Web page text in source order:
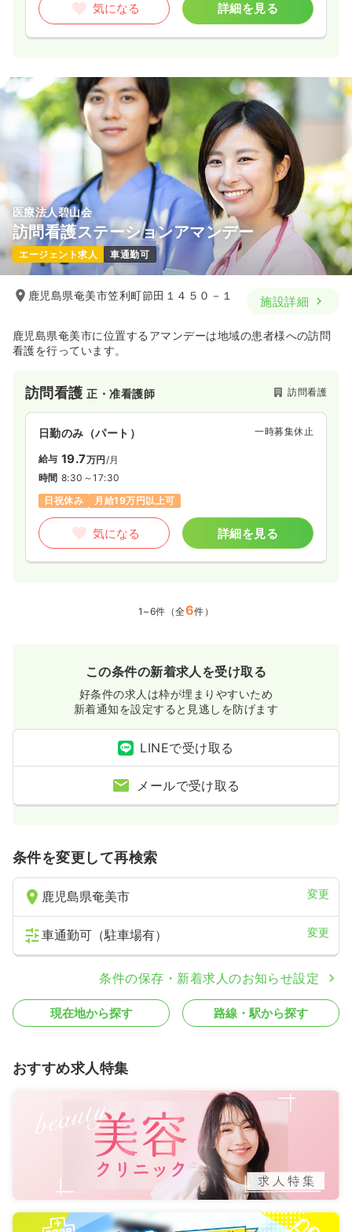
気になる 詳細を見る
医療法人碧山会
訪問看護ステーションアマンデー
エージェント求人 車通勤可
鹿児島県奄美市笠利町節田１４５０－１ 施設詳細
鹿児島県奄美市に位置するアマンデーは地域の患者様への訪問
看護を行っています。
訪問看護正・准看護師 訪問看護
日勤のみ（パート） 一時募集休止
給与 19.7万円 /月
時間 8:30～17:30
日祝休み
月給19万円以上可
気になる 詳細を見る
1~6件（全6件）
この条件の新着求人を受け取る
好条件の求人は枠が埋まりやすいため
新着通知を設定すると見逃しを防げます
LINEで受け取る
メールで受け取る
条件を変更して再検索
鹿児島県奄美市 変更
車通勤可（駐車場有） 変更
条件の保存・新着求人のお知らせ設定
現在地から探す 路線・駅から探す
おすすめ求人特集